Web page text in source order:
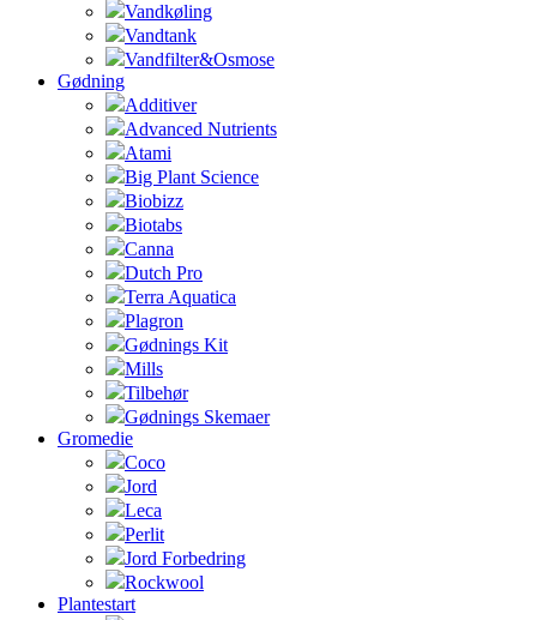
Vandkøling
Vandtank
Vandfilter&Osmose
Gødning
Additiver
Advanced Nutrients
Atami
Big Plant Science
Biobizz
Biotabs
Canna
Dutch Pro
Terra Aquatica
Plagron
Gødnings Kit
Mills
Tilbehør
Gødnings Skemaer
Gromedie
Coco
Jord
Leca
Perlit
Jord Forbedring
Rockwool
Plantestart